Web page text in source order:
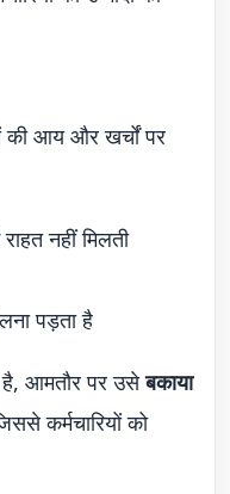
की आय और खर्चों पर
नहीं मिलती
पड़ता है
है, आमतौर पर उसेबकाया
कर्मचारियों को